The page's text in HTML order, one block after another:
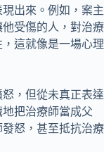
出來。例如，案主
受傷的人，對治療
這就像是一場心理
，但從未真正表達
把治療師當成父
怒，甚至抵抗治療